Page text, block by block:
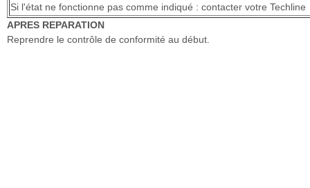
Si l'état ne fonctionne pas comme indiqué : contacter votre Techline
APRES REPARATION
Reprendre le contrôle de conformité au début.